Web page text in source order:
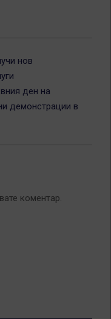
нов
ден на
демонстрации в
коментар.